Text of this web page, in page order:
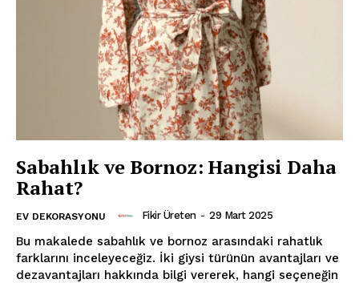
Sabahlık ve Bornoz: Hangisi Daha
Rahat?
EV DEKORASYONU Fikir Üreten - 29 Mart 2025
Bu makalede sabahlık ve bornoz arasındaki rahatlık
farklarını inceleyeceğiz. İki giysi türünün avantajları ve
dezavantajları hakkında bilgi vererek, hangi seçeneğin